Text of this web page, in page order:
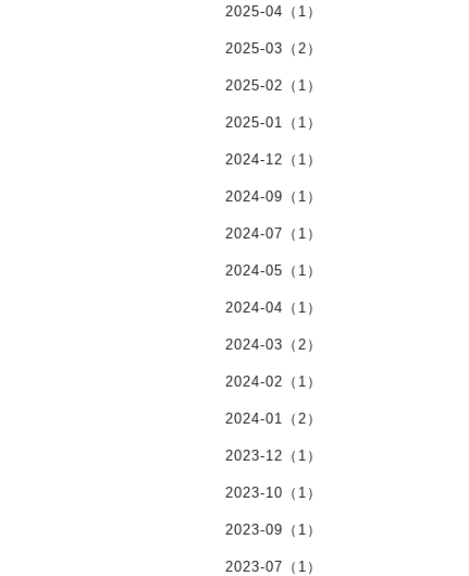
2025-04（1）
2025-03（2）
2025-02（1）
2025-01（1）
2024-12（1）
2024-09（1）
2024-07（1）
2024-05（1）
2024-04（1）
2024-03（2）
2024-02（1）
2024-01（2）
2023-12（1）
2023-10（1）
2023-09（1）
2023-07（1）